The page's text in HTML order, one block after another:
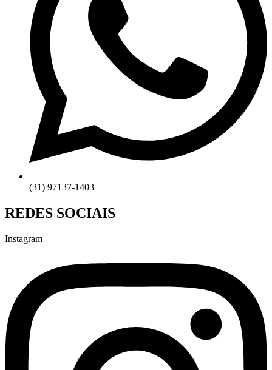
(31) 97137-1403
REDES SOCIAIS
Instagram